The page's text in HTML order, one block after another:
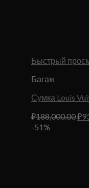
Быстрый
Багаж
Сумка Louis
₽188,000.00₽
-51%